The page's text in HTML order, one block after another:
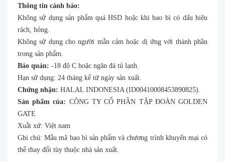
Thông tin cảnh báo:
Không sử dụng sản phẩm quá HSD hoặc khi bao bì có dấu hiệu
rách, hỏng.
Không sử dụng cho người mẫn cảm hoặc dị ứng với thành phần
trong sản phẩm.
Bảo quản: -18 độ C hoặc ngăn đá tủ lạnh.
Hạn sử dụng: 24 tháng kể từ ngày sản xuất.
Chứng nhận: HALAL INDONESIA (ID00410008453890825).
Sản phẩm của: CÔNG TY CỔ PHẦN TẬP ĐOÀN GOLDEN
GATE
Xuẫt xứ: Việt nam
Ghi chú: Mẫu mã bao bì sản phẩm và chương trình khuyến mại có
thể thay đổi tùy thuộc nhà sản xuất.